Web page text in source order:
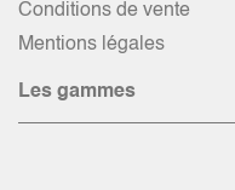
Conditions de vente
Mentions légales
Les gammes